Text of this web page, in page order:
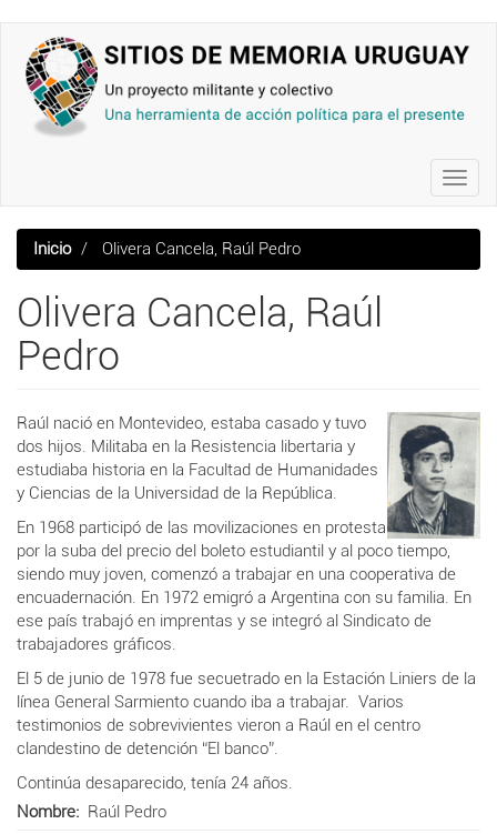
contenido
principal
Inicio Olivera Cancela, Raúl Pedro
Olivera Cancela, Raúl
Pedro
Raúl nació en Montevideo, estaba casado y tuvo
dos hijos. Militaba en la Resistencia libertaria y
estudiaba historia en la Facultad de Humanidades
y Ciencias de la Universidad de la República.
En 1968 participó de las movilizaciones en protesta
por la suba del precio del boleto estudiantil y al poco tiempo,
siendo muy joven, comenzó a trabajar en una cooperativa de
encuadernación. En 1972 emigró a Argentina con su familia. En
ese país trabajó en imprentas y se integró al Sindicato de
trabajadores gráficos.
El 5 de junio de 1978 fue secuetrado en la Estación Liniers de la
línea General Sarmiento cuando iba a trabajar. Varios
testimonios de sobrevivientes vieron a Raúl en el centro
clandestino de detención “El banco”.
Continúa desaparecido, tenía 24 años.
Nombre
Raúl Pedro